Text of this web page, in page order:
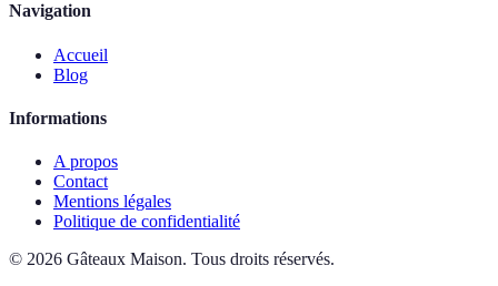
Navigation
Accueil
Blog
Informations
A propos
Contact
Mentions légales
Politique de confidentialité
© 2026 Gâteaux Maison. Tous droits réservés.